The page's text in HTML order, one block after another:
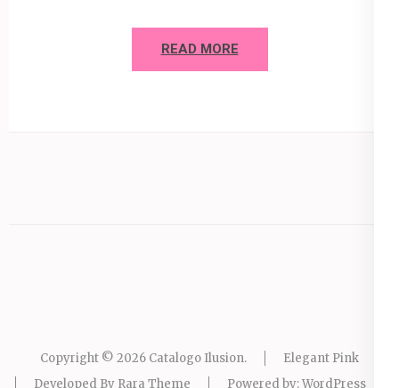
READ MORE
Copyright © 2026 Catalogo Ilusion.
Elegant Pink
Developed By Rara Theme Powered by:WordPress